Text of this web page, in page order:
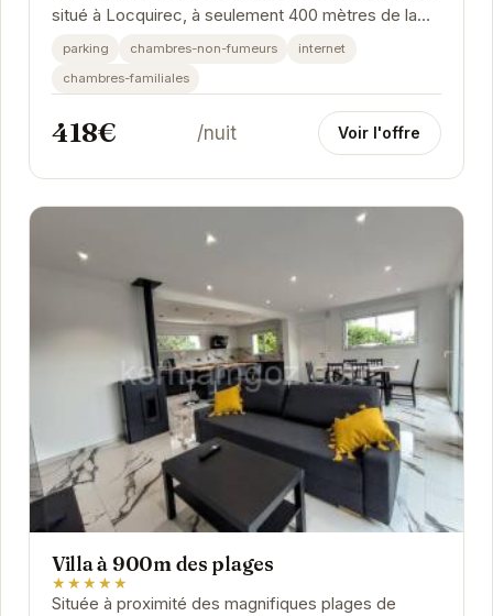
situé à Locquirec, à seulement 400 mètres de la
plage. Offrant une vue magnifique sur la mer,...
parking chambres-non-fumeurs
internet
chambres-familiales
418€ /nuit Voir l'offre
Villa à 900m des plages
★★★★★
Située à proximité des magnifiques plages de